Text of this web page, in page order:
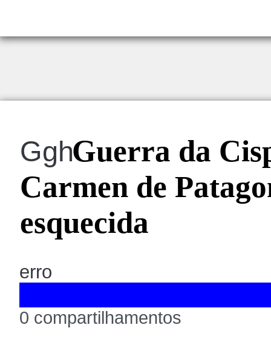
GghGuerra da
Carmen de
esquecida
erro
0 compartilhamentos